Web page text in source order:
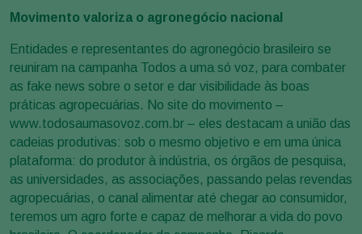
Movimento valoriza o agronegócio nacional
Entidades e representantes do agronegócio brasileiro se
reuniram na campanha Todos a uma só voz, para combater
as fake news sobre o setor e dar visibilidade às boas
práticas agropecuárias. No site do movimento –
www.todosaumasovoz.com.br – eles destacam a união das
cadeias produtivas: sob o mesmo objetivo e em uma única
plataforma: do produtor à indústria, os órgãos de pesquisa,
as universidades, as associações, passando pelas revendas
agropecuárias, o canal alimentar até chegar ao consumidor,
teremos um agro forte e capaz de melhorar a vida do povo